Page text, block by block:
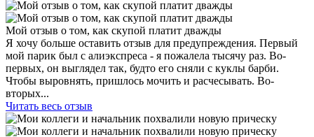
Мой отзыв о том, как скупой платит дважды
Я хочу больше оставить отзыв для предупреждения. Первый
мой парик был с алиэкспреса - я пожалела тысячу раз. Во-
первых, он выглядел так, будто его сняли с куклы барби.
Чтобы выровнять, пришлось мочить и расчесывать. Во-
вторых...
Читать весь отзыв